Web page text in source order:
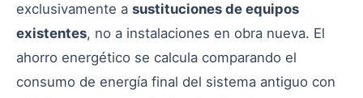
exclusivamente a sustituciones de equipos
existentes, no a instalaciones en obra nueva. El
ahorro energético se calcula comparando el
consumo de energía final del sistema antiguo con